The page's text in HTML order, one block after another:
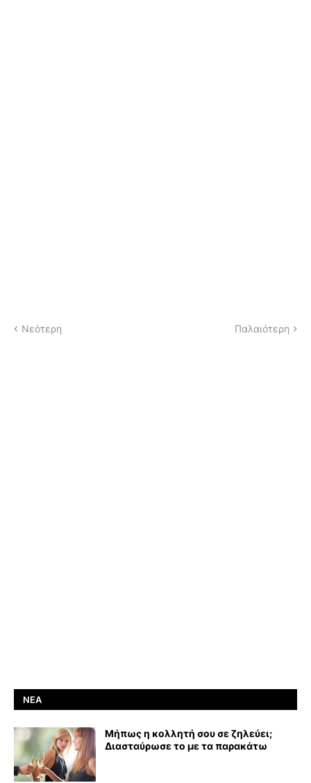
Νεότερη Παλαιότερη
ΝΈΑ
Μήπως η κολλητή σου σε ζηλεύει;
Διασταύρωσε το με τα παρακάτω